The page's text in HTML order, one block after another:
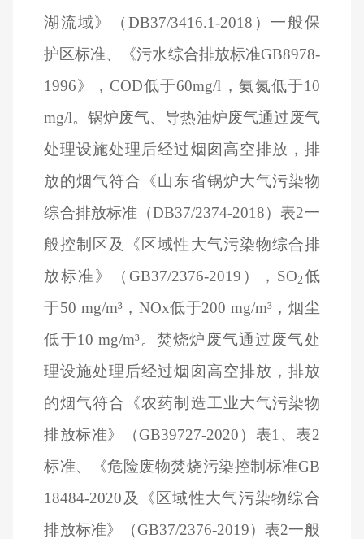
湖流域》（DB37/3416.1-2018）一般保
护区标准、《污水综合排放标准GB8978-
1996》，COD低于60mg/l，氨氮低于10
mg/l。锅炉废气、导热油炉废气通过废气
处理设施处理后经过烟囱高空排放，排
放的烟气符合《山东省锅炉大气污染物
综合排放标准（DB37/2374-2018）表2一
般控制区及《区域性大气污染物综合排
放标准》（GB37/2376-2019），SO2低
于50 mg/m³，NOx低于200 mg/m³，烟尘
低于10 mg/m³。焚烧炉废气通过废气处
理设施处理后经过烟囱高空排放，排放
的烟气符合《农药制造工业大气污染物
排放标准》（GB39727-2020）表1、表2
标准、《危险废物焚烧污染控制标准GB
18484-2020及《区域性大气污染物综合
排放标准》（GB37/2376-2019）表2一般